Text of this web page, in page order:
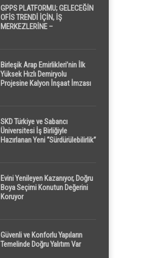
GPPS PLATFORMU; GELECEĞİN
OFİS TRENDİ İÇİN, İŞ
MERKEZLERİNE –
Birleşik Arap Emirlikleri’nin İlk
Yüksek Hızlı Demiryolu
Projesine Kalyon İnşaat İmzası
SKD Türkiye ve Sabancı
Üniversitesi İş Birliğiyle
Hazırlanan Yeni “Sürdürülebilirlik”
Evini Yenileyen Kazanıyor, Doğru
Boya Seçimi Konutun Değerini
Koruyor
Güvenli ve Konforlu Yapıların
Temelinde Doğru Yalıtım Var